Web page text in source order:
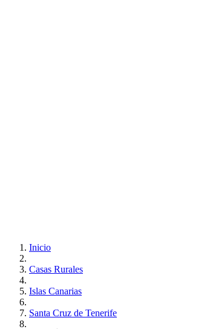
Inicio
Casas Rurales
Islas Canarias
Santa Cruz de Tenerife